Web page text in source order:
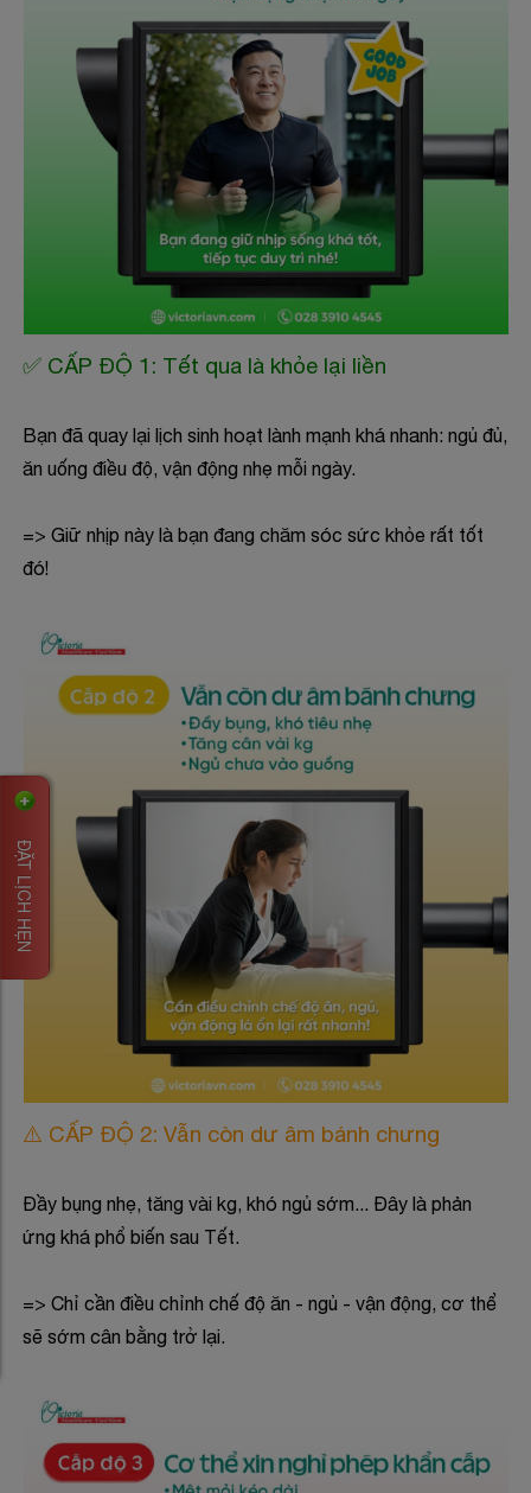
✅ CẤP ĐỘ 1: Tết qua là khỏe lại liền
Bạn đã quay lại lịch sinh hoạt lành mạnh khá nhanh: ngủ đủ,
ăn uống điều độ, vận động nhẹ mỗi ngày.
=> Giữ nhịp này là bạn đang chăm sóc sức khỏe rất tốt
đó!
⚠️ CẤP ĐỘ 2: Vẫn còn dư âm bánh chưng
Đầy bụng nhẹ, tăng vài kg, khó ngủ sớm... Đây là phản
ứng khá phổ biến sau Tết.
=> Chỉ cần điều chỉnh chế độ ăn - ngủ - vận động, cơ thể
sẽ sớm cân bằng trở lại.
ĐẶT LỊCH HẸN